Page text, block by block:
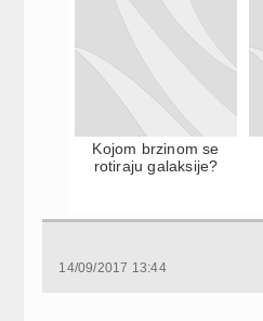
Kojom brzinom se
rotiraju galaksije?
14/09/2017 13:44